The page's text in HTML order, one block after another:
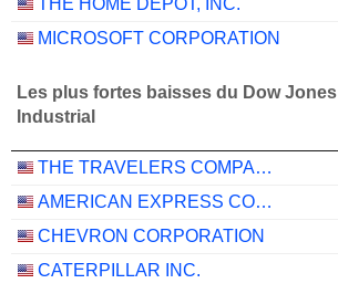
THE HOME DEPOT, INC.
MICROSOFT CORPORATION
Les plus fortes baisses du Dow Jones
Industrial
THE TRAVELERS COMPANIES, INC.
AMERICAN EXPRESS COMPANY
CHEVRON CORPORATION
CATERPILLAR INC.